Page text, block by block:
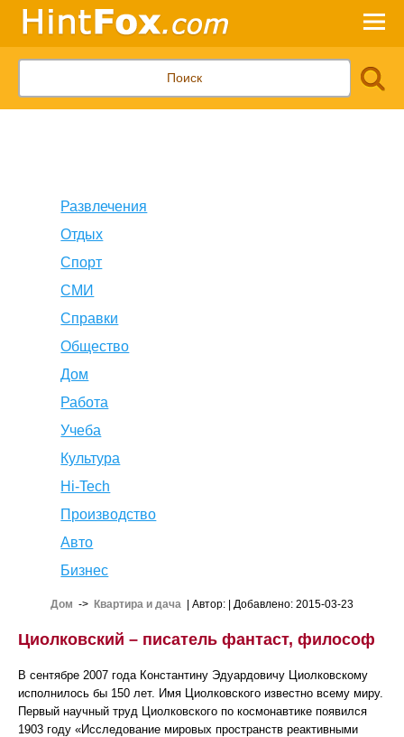
Развлечения
Отдых
Спорт
СМИ
Справки
Общество
Дом
Работа
Учеба
Культура
Hi-Tech
Производство
Авто
Бизнес
Дом -> Квартира и дача | Автор: | Добавлено: 2015-03-23
Циолковский – писатель фантаст, философ
В сентябре 2007 года Константину Эдуардовичу Циолковскому
исполнилось бы 150 лет. Имя Циолковского известно всему миру.
Первый научный труд Циолковского по космонавтике появился
1903 году «Исследование мировых пространств реактивными